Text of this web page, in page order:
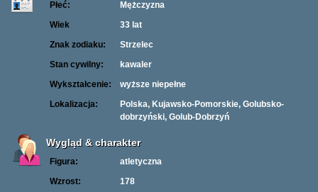
Płeć:
Mężczyzna
Wiek
33 lat
Znak zodiaku:
Strzelec
Stan cywilny:
kawaler
Wykształcenie:
wyższe niepełne
Lokalizacja:
Polska, Kujawsko-Pomorskie, Golubsko-
dobrzyński, Golub-Dobrzyń
Wygląd & charakter
Figura:
atletyczna
Wzrost:
178